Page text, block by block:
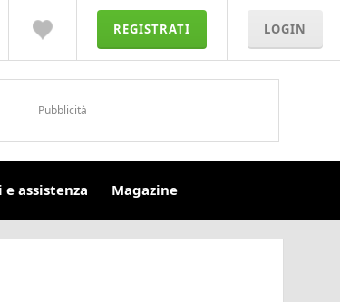
REGISTRATI LOGIN
Pubblicità
assistenza Magazine